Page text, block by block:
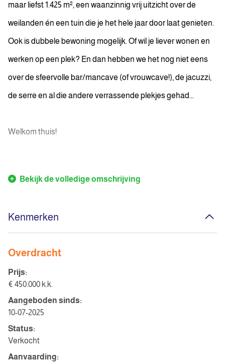
maar liefst 1.425 m², een waanzinnig vrij uitzicht over de
weilanden én een tuin die je het hele jaar door laat genieten.
Ook is dubbele bewoning mogelijk. Of wil je liever wonen en
werken op een plek? En dan hebben we het nog niet eens
over de sfeervolle bar/mancave (of vrouwcave!), de jacuzzi,
de serre en al die andere verrassende plekjes gehad...
Welkom thuis!
Bekijk de volledige omschrijving
Kenmerken
Overdracht
Prijs:
€ 450.000 k.k.
Aangeboden sinds:
10-07-2025
Status:
Verkocht
Aanvaarding: